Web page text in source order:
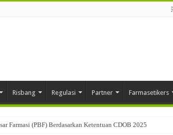
Risbang Regulasi Partner Farmasetikers
Farmasi (PBF) Berdasarkan Ketentuan CDOB 2025